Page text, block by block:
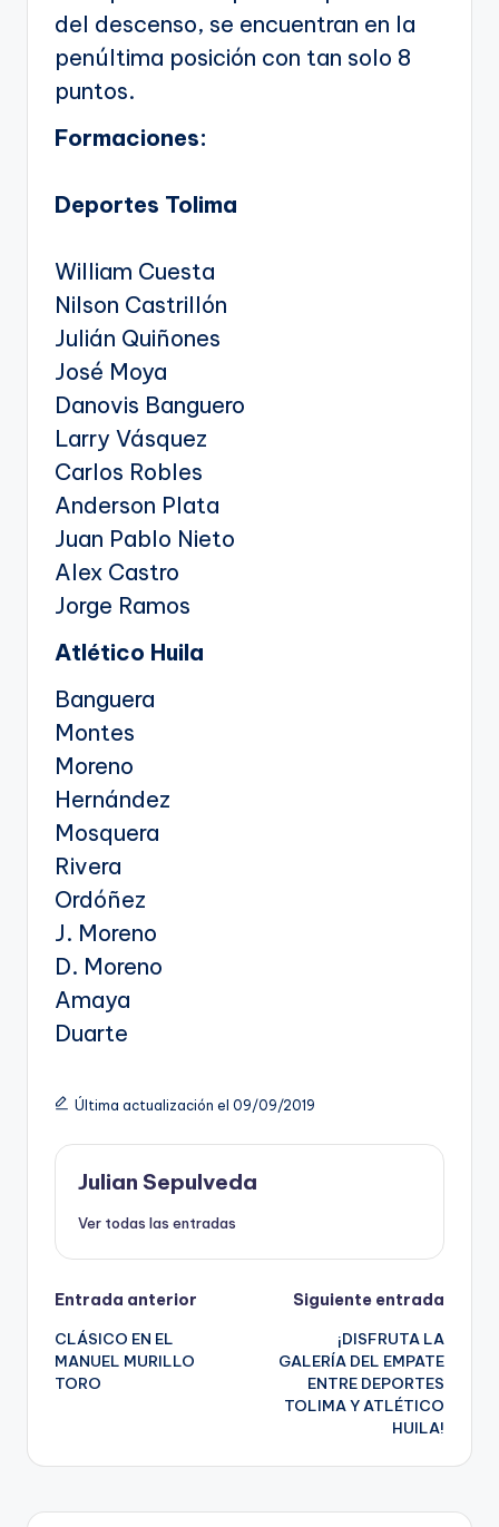
del descenso, se encuentran en la
penúltima posición con tan solo 8
puntos.
Formaciones:
Deportes Tolima
William Cuesta
Nilson Castrillón
Julián Quiñones
José Moya
Danovis Banguero
Larry Vásquez
Carlos Robles
Anderson Plata
Juan Pablo Nieto
Alex Castro
Jorge Ramos
Atlético Huila
Banguera
Montes
Moreno
Hernández
Mosquera
Rivera
Ordóñez
J. Moreno
D. Moreno
Amaya
Duarte
Última actualización el 09/09/2019
Julian Sepulveda
Ver todas las entradas
Navegación
de
entradas
Entrada anterior
CLÁSICO EN EL
MANUEL MURILLO
TORO
Siguiente entrada
¡DISFRUTA LA
GALERÍA DEL EMPATE
ENTRE DEPORTES
TOLIMA Y ATLÉTICO
HUILA!